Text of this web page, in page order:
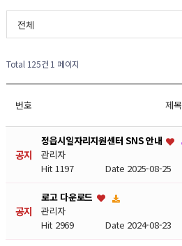
전체
Total 125건 1 페이지
번호 제목
공지
정읍시일자리지원센터 SNS 안내
관리자
Hit 1197 Date 2025-08-25
공지
로고 다운로드
관리자
Hit 2969 Date 2024-08-23